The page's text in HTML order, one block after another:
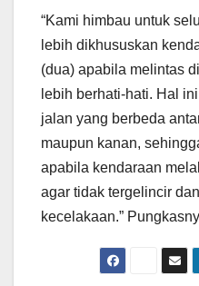
“Kami himbau untuk
lebih dikhususkan
(dua) apabila melintas
lebih berhati-hati. Hal
jalan yang berbeda
maupun kanan,
apabila kendaraan
agar tidak tergelincir
kecelakaan.”